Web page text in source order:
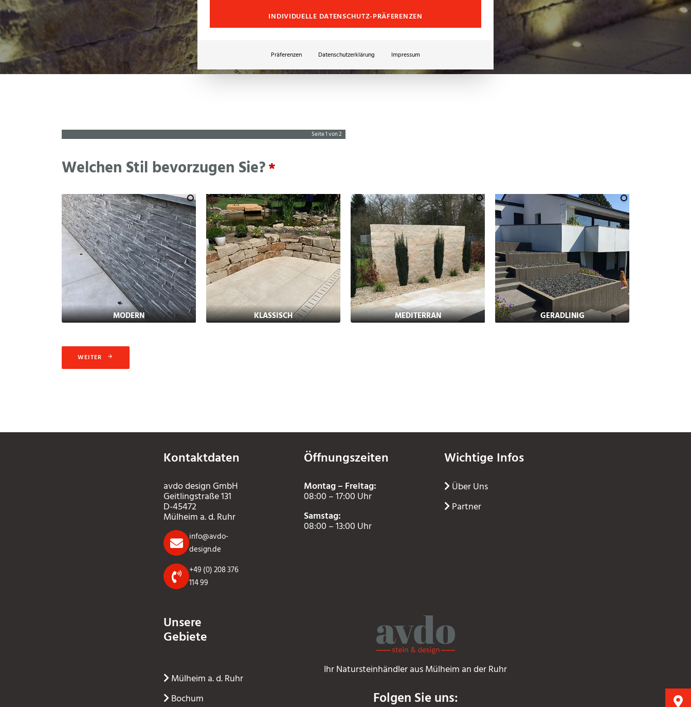
Außenbereich
Seite1von 2
Welchen Stil bevorzugen Sie?*
MODERN KLASSISCH MEDITERRAN GERADLINIG
WEITER
Kontaktdaten
avdo design GmbH
Geitlingstraße 131
D-45472
Mülheim a. d. Ruhr
info@avdo-
design.de
+49 (0) 208 376
114 99
Öffnungszeiten
Montag – Freitag:
08:00 – 17:00 Uhr
Samstag:
08:00 – 13:00 Uhr
Wichtige Infos
Über Uns
Partner
Unsere
Gebiete
Mülheim a. d. Ruhr
Bochum
Ihr Natursteinhändler aus Mülheim an der Ruhr
Folgen Sie uns:
INDIVIDUELLE DATENSCHUTZ-PRÄFERENZEN
Präferenzen Datenschutzerklärung Impressum